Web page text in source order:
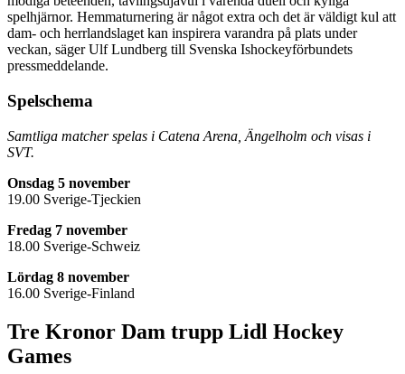
spelhjärnor. Hemmaturnering är något extra och det är väldigt kul att
dam- och herrlandslaget kan inspirera varandra på plats under
veckan, säger Ulf Lundberg till Svenska Ishockeyförbundets
pressmeddelande.
Spelschema
Samtliga matcher spelas i Catena Arena, Ängelholm och visas i
SVT.
Onsdag 5 november
19.00 Sverige-Tjeckien
Fredag 7 november
18.00 Sverige-Schweiz
Lördag 8 november
16.00 Sverige-Finland
Tre Kronor Dam trupp Lidl Hockey
Games